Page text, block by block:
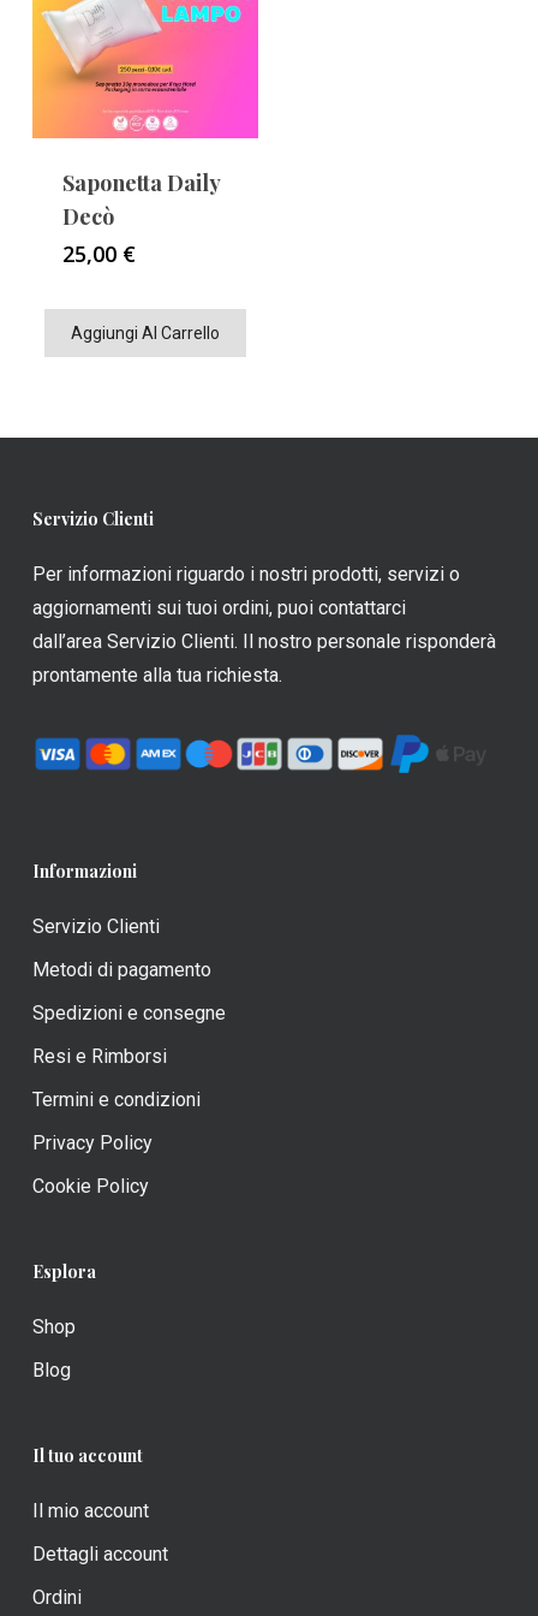
Aggiungi Al Carrello
Saponetta Daily
Decò
25,00 €
Servizio Clienti
Per informazioni riguardo i nostri prodotti, servizi o
aggiornamenti sui tuoi ordini, puoi contattarci
dall’area Servizio Clienti. Il nostro personale risponderà
prontamente alla tua richiesta.
Informazioni
Servizio Clienti
Metodi di pagamento
Spedizioni e consegne
Resi e Rimborsi
Termini e condizioni
Privacy Policy
Cookie Policy
Esplora
Shop
Blog
Il tuo account
Il mio account
Dettagli account
Ordini